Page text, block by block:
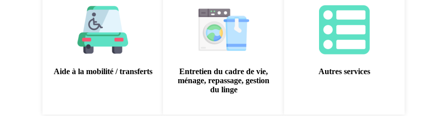
Aide à la mobilité / transferts
Entretien du cadre de vie,
ménage, repassage, gestion
du linge
Autres services